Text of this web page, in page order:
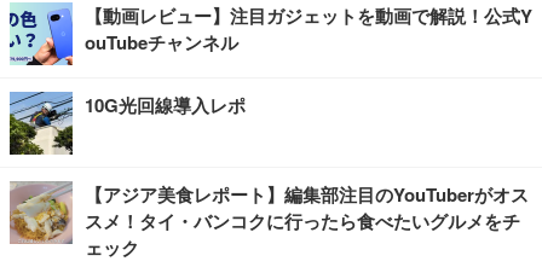
【動画レビュー】注目ガジェットを動画で解説！公式Y
ouTubeチャンネル
10G光回線導入レポ
【アジア美食レポート】編集部注目のYouTuberがオス
スメ！タイ・バンコクに行ったら食べたいグルメをチ
ェック